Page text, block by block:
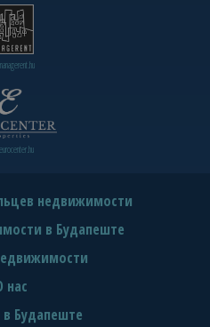
недвижимости
в Будапеште
нас
Будапеште